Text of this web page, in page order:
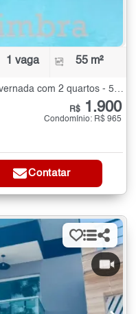
1 vaga 55 m²
R$ 1.900
Condomínio: R$ 965
Contatar